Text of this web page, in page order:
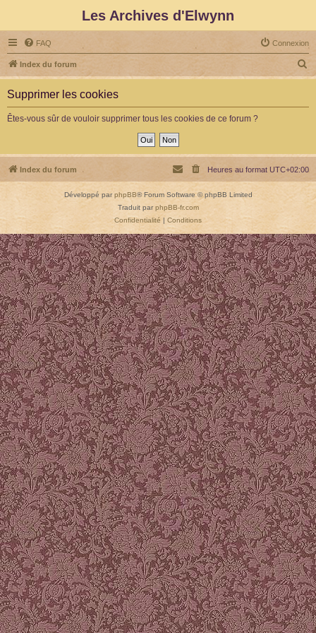
Les Archives d'Elwynn
FAQ Connexion
Index du forum
e
h
e
Supprimer les cookies
Êtes-vous sûr de vouloir supprimer tous les cookies de ce forum ?
Index du forum Heures au format UTC+02:00
Développé parphpBB® Forum Software © phpBB Limited
Traduit parphpBB-fr.com
Confidentialité | Conditions